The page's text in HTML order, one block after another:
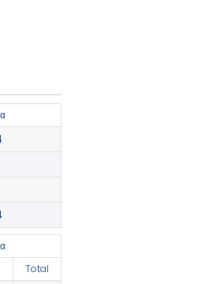
Total